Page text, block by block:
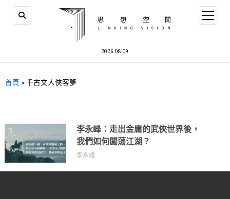
2026-08-09
首頁 >千古文人俠客夢
李永峰：走出金庸的武俠世界後，
我們如何闖蕩江湖？
李永峰